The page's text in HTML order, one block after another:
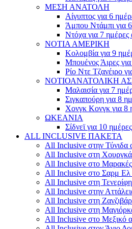
ΜΕΣΗ ΑΝΑΤΟΛΗ
Αίγυπτος για 6
Άμπου Ντάμπι για
Ντόχα για 7
ΝΟΤΙΑ ΑΜΕΡΙΚΗ
Κολομβία για 9
Μπουένος Άιρες
Ρίο Ντε Τζανέιρο
ΝΟΤΙΟΑΝΑΤΟΛΙΚΗ
Μαλαισία για 7
Σιγκαπούρη για 8
Χονγκ Κονγκ για 8
ΩΚΕΑΝΙΑ
Σίδνεϊ για 10
ALL INCLUSIVE ΠΑΚΕΤΑ
All Inclusive στην Τύνιδα
All Inclusive στη
All Inclusive στο
All Inclusive στο Σαρμ Ελ
All Inclusive στη
All Inclusive στην
All Inclusive στη
All Inclusive στη
All Inclusive στο Μεξικό